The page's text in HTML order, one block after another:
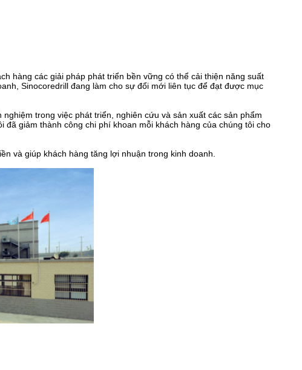
hàng các giải pháp phát triển bền vững có thể cải thiện năng suất
Sinocoredrill đang làm cho sự đổi mới liên tục để đạt được mục
trong việc phát triển, nghiên cứu và sản xuất các sản phẩm
giảm thành công chi phí khoan mỗi khách hàng của chúng tôi cho
và giúp khách hàng tăng lợi nhuận trong kinh doanh.